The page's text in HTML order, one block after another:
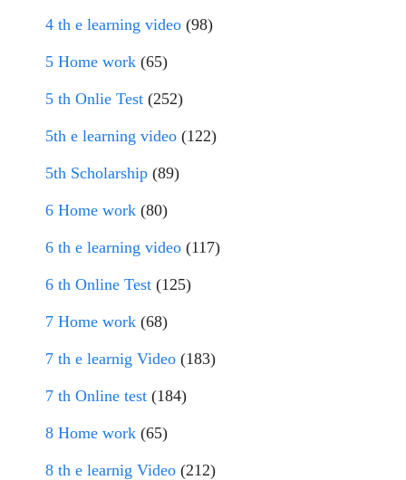
4 th e learning video (98)
5 Home work (65)
5 th Onlie Test (252)
5th e learning video (122)
5th Scholarship (89)
6 Home work (80)
6 th e learning video (117)
6 th Online Test (125)
7 Home work (68)
7 th e learnig Video (183)
7 th Online test (184)
8 Home work (65)
8 th e learnig Video (212)